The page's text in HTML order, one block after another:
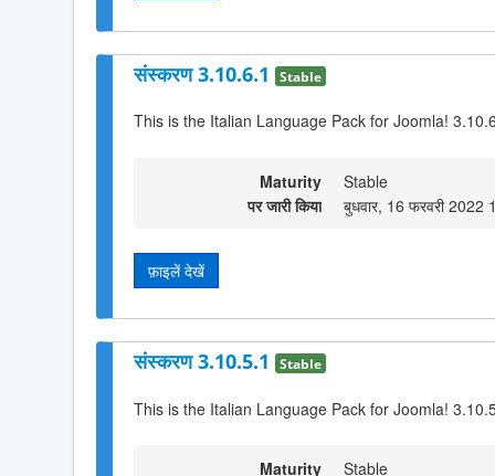
संस्करण 3.10.6.1 Stable
This is the Italian Language Pack for Joomla! 3.10.6
Maturity
Stable
पर जारी किया
बुधवार, 16 फरवरी 2022
फ़ाइलें देखें
संस्करण 3.10.5.1 Stable
This is the Italian Language Pack for Joomla!
Maturity
Stable